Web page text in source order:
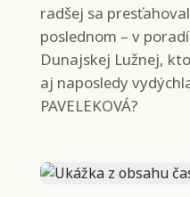
radšej sa
poslednom – v
Dunajskej Lužnej,
aj naposledy
PAVELEKOVÁ?